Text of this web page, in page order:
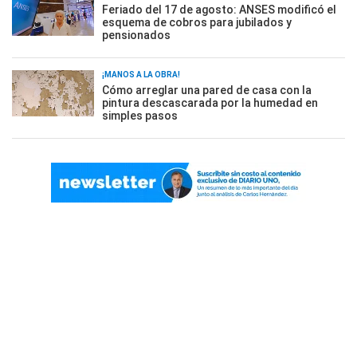
Feriado del 17 de agosto: ANSES modificó el
esquema de cobros para jubilados y
pensionados
¡MANOS A LA OBRA!
Cómo arreglar una pared de casa con la
pintura descascarada por la humedad en
simples pasos